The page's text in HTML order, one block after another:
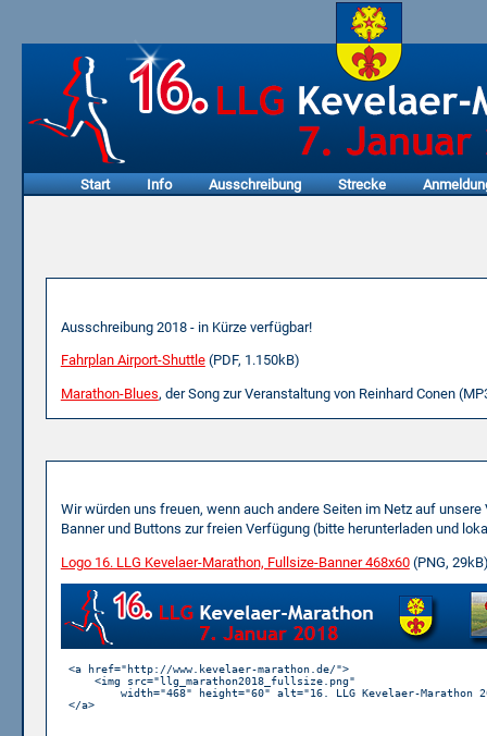
Start Info Ausschreibung Strecke
Ausschreibung 2018 - in Kürze verfügbar!
Fahrplan Airport-Shuttle(PDF, 1.150kB)
Marathon-Blues, der Song zur Veranstaltung von Reinhard Conen
Wir würden uns freuen, wenn auch andere Seiten im Netz auf
Banner und Buttons zur freien Verfügung (bitte herunterladen und
Logo 16. LLG Kevelaer-Marathon, Fullsize-Banner 468x60(PNG,
<a href="http://www.kevelaer-marathon.de/">
    <img src="llg_marathon2018_fullsize.png"
width="468" height="60" alt="16. LLG Kevelaer-Marathon
</a>